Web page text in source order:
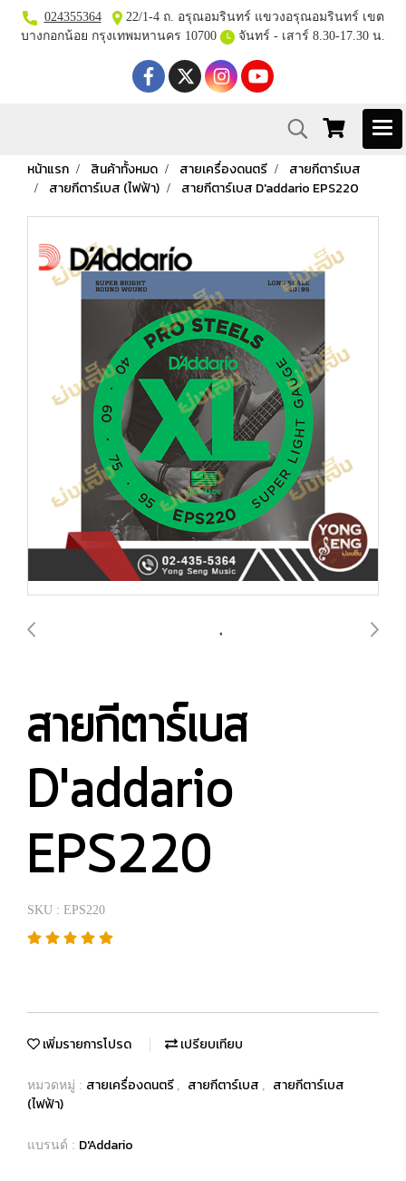
024355364
22/1-4 ถ. อรุณอมรินทร์ แขวงอรุณอมรินทร์ เขต
บางกอกน้อย กรุงเทพมหานคร 10700
จันทร์ - เสาร์ 8.30-17.30 น.
หน้าแรก สินค้าทั้งหมด สายเครื่องดนตรี
สายกีตาร์เบส
สายกีตาร์เบส (ไฟฟ้า)
สายกีตาร์เบส D'addario EPS220
สายกีตาร์เบส
D'addario
EPS220
SKU : EPS220
เพิ่มรายการโปรด เปรียบเทียบ
หมวดหมู่ : สายเครื่องดนตรี , สายกีตาร์เบส ,
สายกีตาร์เบส
(ไฟฟ้า)
แบรนด์ : D'Addario